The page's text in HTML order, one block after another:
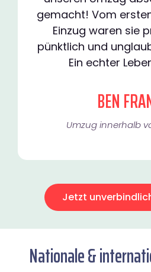
gemacht! Vom
Einzug waren sie
pünktlich und
Ein echter
BEN
Umzug innerhalb
Jetzt
Nationale &